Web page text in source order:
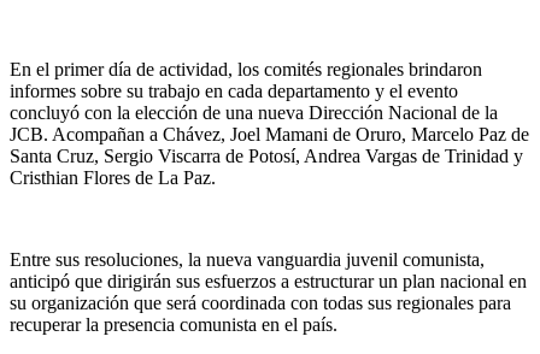
En el primer día de actividad, los comités regionales brindaron
informes sobre su trabajo en cada departamento y el evento
concluyó con la elección de una nueva Dirección Nacional de la
JCB. Acompañan a Chávez, Joel Mamani de Oruro, Marcelo Paz de
Santa Cruz, Sergio Viscarra de Potosí, Andrea Vargas de Trinidad y
Cristhian Flores de La Paz.
Entre sus resoluciones, la nueva vanguardia juvenil comunista,
anticipó que dirigirán sus esfuerzos a estructurar un plan nacional en
su organización que será coordinada con todas sus regionales para
recuperar la presencia comunista en el país.